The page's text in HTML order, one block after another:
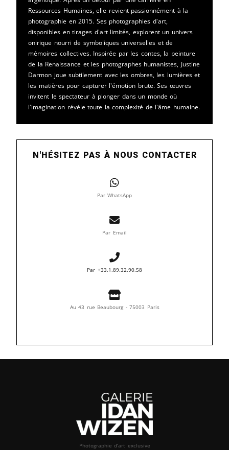
Ressources Humaines, elle revient passionnément à la
photographie en 2015. Ses photographies d'art,
disponibles en tirages d'art limités, explorent un univers
onirique nourri de symboliques universelles et de
mémoires collectives. Inspirée par les contes, la peinture
de la Renaissance et les photographes humanistes, Justine
Darmon joue subtilement avec les ombres, les lumières et
les matières pour capturer l'émotion brute. Ses œuvres
invitent le spectateur à plonger dans un monde où
l'imagination révèle toute la complexité de l'âme humaine.
N'HÉSITEZ PAS À NOUS CONTACTER
Par WhatsApp
Par Email
Par +33.1.89.32.90.58
Au 43 rue Beaubourg - 75003 Paris
Photographie d’art exclusive